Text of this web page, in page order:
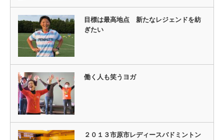
目標は最高地点 新たなレジェンドを紡
ぎたい
働く人も笑うヨガ
２０１３市原市レディースバドミントン